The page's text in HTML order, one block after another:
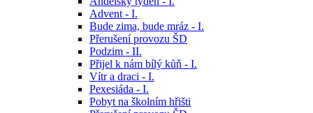
Advent - I.
Bude zima, bude mráz - I.
Přerušení provozu ŠD
Podzim - II.
Přijel k nám bílý kůň - I.
Vítr a draci - I.
Pexesiáda - I.
Pobyt na školním hřišti